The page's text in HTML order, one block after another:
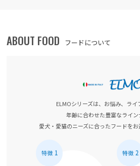
ABOUT FOOD フードについて
ELMOシリーズは、お悩み、ライ
年齢に合わせた豊富なライン
愛犬・愛猫のニーズに合ったフードをお